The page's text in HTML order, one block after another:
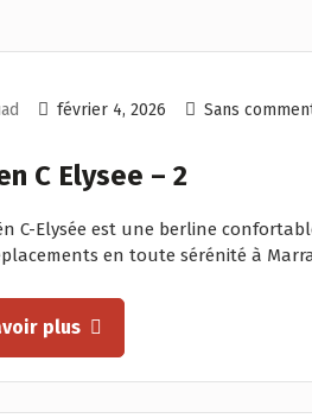
février 4, 2026 Sans
C Elysee – 2
C-Elysée est une berline
en toute sérénité à
plus